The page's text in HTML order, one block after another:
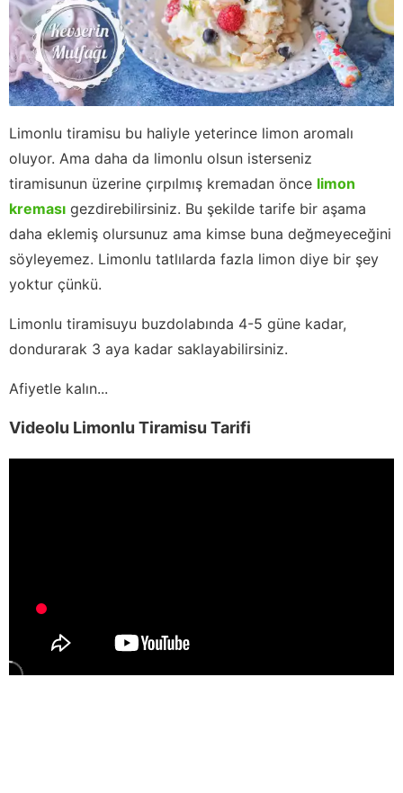
Limonlu tiramisu bu haliyle yeterince limon aromalı
oluyor. Ama daha da limonlu olsun isterseniz
tiramisunun üzerine çırpılmış kremadan önce limon
kreması gezdirebilirsiniz. Bu şekilde tarife bir aşama
daha eklemiş olursunuz ama kimse buna değmeyeceğini
söyleyemez. Limonlu tatlılarda fazla limon diye bir şey
yoktur çünkü.
Limonlu tiramisuyu buzdolabında 4-5 güne kadar,
dondurarak 3 aya kadar saklayabilirsiniz.
Afiyetle kalın...
Videolu Limonlu Tiramisu Tarifi